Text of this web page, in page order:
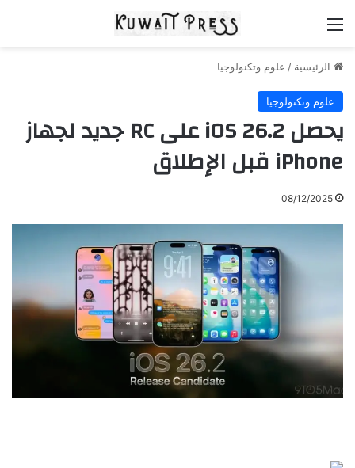
الرئيسية / علوم وتكنولوجيا
علوم وتكنولوجيا
يحصل iOS 26.2 على RC جديد لجهاز
iPhone قبل الإطلاق
08/12/2025